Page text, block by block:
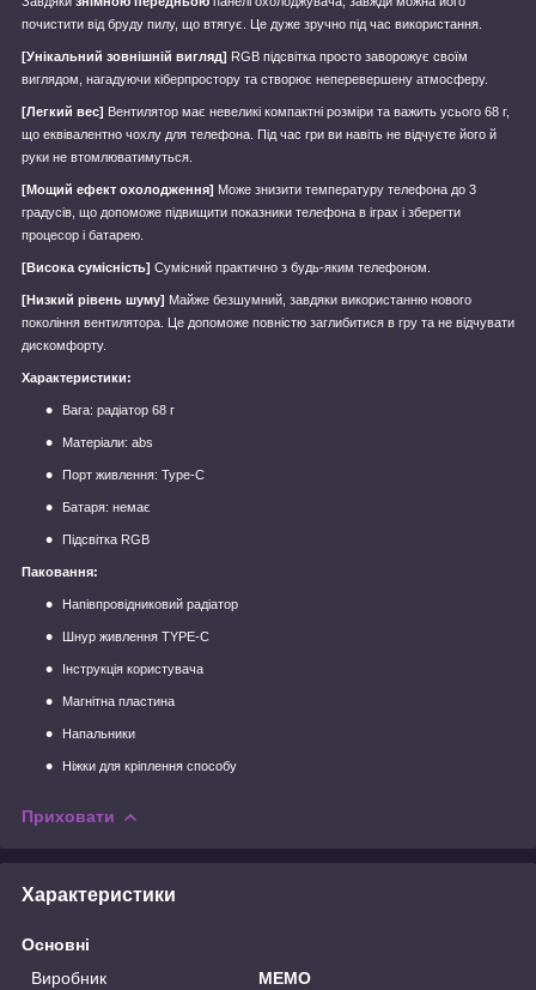
почистити від бруду пилу, що втягує. Це дуже зручно під час використання.
[Унікальний зовнішній вигляд] RGB підсвітка просто заворожує своїм
виглядом, нагадуючи кіберпростору та створює неперевершену атмосферу.
[Легкий вес] Вентилятор має невеликі компактні розміри та важить усього 68 г,
що еквівалентно чохлу для телефона. Під час гри ви навіть не відчуєте його й
руки не втомлюватимуться.
[Мощий ефект охолодження] Може знизити температуру телефона до 3
градусів, що допоможе підвищити показники телефона в іграх і зберегти
процесор і батарею.
[Висока сумісність] Сумісний практично з будь-яким телефоном.
[Низкий рівень шуму] Майже безшумний, завдяки використанню нового
покоління вентилятора. Це допоможе повністю заглибитися в гру та не відчувати
дискомфорту.
Характеристики:
Вага: радіатор 68 г
Матеріали: abs
Порт живлення: Type-C
Батаря: немає
Підсвітка RGB
Паковання:
Напівпровідниковий радіатор
Шнур живлення TYPE-C
Інструкція користувача
Магнітна пластина
Напальники
Ніжки для кріплення способу
Приховати
Характеристики
Основні
Виробник
MEMO